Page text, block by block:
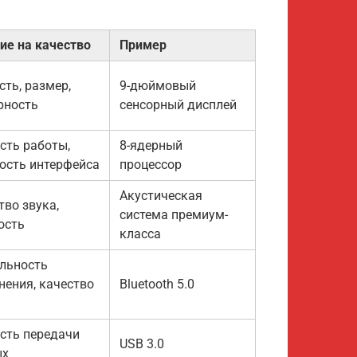
на качество Пример
размер,
9-дюймовый
сенсорный дисплей
работы,
интерфейса
8-ядерный
процессор
звука,
Акустическая
система премиум-
класса
качество
Bluetooth 5.0
передачи
USB 3.0